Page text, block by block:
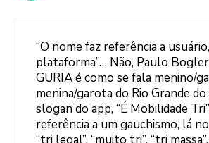
“O nome faz referência a
plataforma”… Não, Paulo
GURIA é como se fala menino/
menina/garota do Rio Grande do
slogan do app, “É Mobilidade
referência a um gauchismo, lá